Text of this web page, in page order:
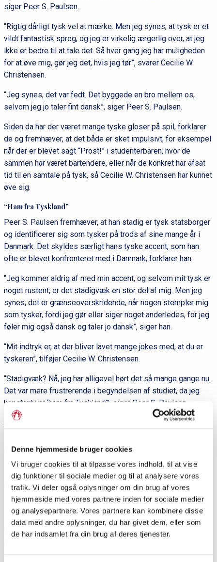
Denne hjemmeside bruger cookies
Vi bruger cookies til at tilpasse vores indhold, til at vise
dig funktioner til sociale medier og til at analysere vores
trafik. Vi deler også oplysninger om din brug af vores
hjemmeside med vores partnere inden for sociale medier
og analysepartnere. Vores partnere kan kombinere disse
data med andre oplysninger, du har givet dem, eller som
de har indsamlet fra din brug af deres tjenester.
siger Peer S. Paulsen.
“Rigtig dårligt tysk vel at mærke. Men jeg synes, at tysk er et
vildt fantastisk sprog, og jeg er virkelig ærgerlig over, at jeg
ikke er bedre til at tale det. Så hver gang jeg har muligheden
for at øve mig, gør jeg det, hvis jeg tør”, svarer Cecilie W.
Christensen.
“Jeg synes, det var fedt. Det byggede en bro mellem os,
selvom jeg jo taler fint dansk”, siger Peer S. Paulsen.
Siden da har der været mange tyske gloser på spil, forklarer
de og fremhæver, at det både er sket impulsivt, for eksempel
når der er blevet sagt “Prost!” i studenterbaren, hvor de
sammen har været bartendere, eller når de konkret har afsat
tid til en samtale på tysk, så Cecilie W. Christensen har kunnet
øve sig.
“Ham fra Tyskland”
Peer S. Paulsen fremhæver, at han stadig er tysk statsborger
og identificerer sig som tysker på trods af sine mange år i
Danmark. Det skyldes særligt hans tyske accent, som han
ofte er blevet konfronteret med i Danmark, forklarer han.
“Jeg kommer aldrig af med min accent, og selvom mit tysk er
noget rustent, er det stadigvæk en stor del af mig. Men jeg
synes, det er grænseoverskridende, når nogen stempler mig
som tysker, fordi jeg gør eller siger noget anderledes, for jeg
føler mig også dansk og taler jo dansk”, siger han.
“Mit indtryk er, at der bliver lavet mange jokes med, at du er
tyskeren”, tilføjer Cecilie W. Christensen.
“Stadigvæk? Nå, jeg har alligevel hørt det så mange gange nu.
Det var mere frustrerende i begyndelsen af studiet, da jeg
konstant var ‘ham fra Tyskland’”, siger Peer S. Paulsen.
Juice med vand
meget mærke til, at de har forskellige kulturelle baggrunde.
Mange ting er uudtalte, og som Peer S. Paulsen forklarer,
skyldes det også, at han har forsøgt at tilpasse sig dansk
kultur, mens Cecilie W. Christensen står ved sin store
interesse for det tyske.
“Jeg oplever det faktisk, som om vi har mere til fælles, end
man skulle tro, også i forhold til de andre på studiet. Du siger